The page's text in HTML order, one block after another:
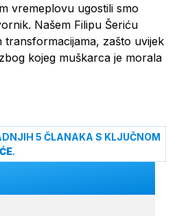
vremeplovu ugostili smo
Našem Filipu Šeriću
transformacijama, zašto uvijek
kojeg muškarca je morala
5 ČLANAKA S KLJUČNOM
.